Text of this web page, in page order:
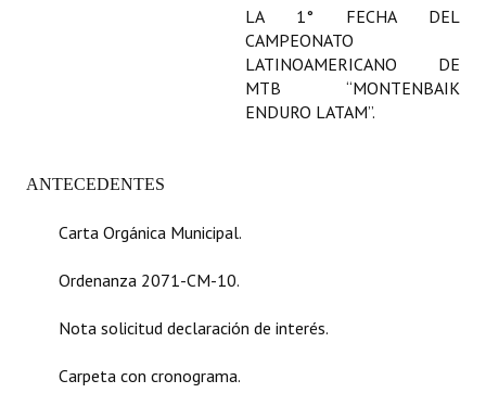
Digesto
Organigrama
DOCUMENTOS
Informes de Gestión
Proyectos Presentados
LA 1° FECHA DEL
CAMPEONATO
LATINOAMERICANO DE
MTB “MONTENBAIK
ENDURO LATAM”.
ANTECEDENTES
Carta Orgánica Municipal.
Ordenanza 2071-CM-10.
Nota solicitud declaración de interés.
Carpeta con cronograma.